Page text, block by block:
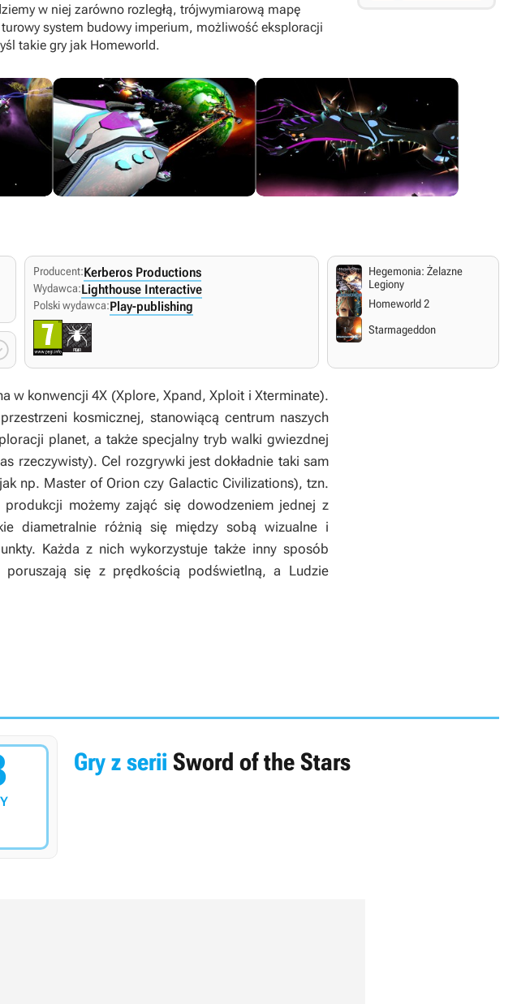
w niej zarówno rozległą, trójwymiarową mapę
system budowy imperium, możliwość eksploracji
takie gry jak Homeworld.
Producent:Kerberos Productions
Wydawca:Lighthouse Interactive
Polski wydawca:Play-publishing
Hegemonia: Żelazne
Legiony
Homeworld 2
Starmageddon
w konwencji 4X (Xplore, Xpand, Xploit i Xterminate).
kosmicznej, stanowiącą centrum naszych
planet, a także specjalny tryb walki gwiezdnej
rzeczywisty). Cel rozgrywki jest dokładnie taki sam
np. Master of Orion czy Galactic Civilizations), tzn.
możemy zająć się dowodzeniem jednej z
diametralnie różnią się między sobą wizualne i
Każda z nich wykorzystuje także inny sposób
się z prędkością podświetlną, a Ludzie
Gry z seriiSword of the Stars